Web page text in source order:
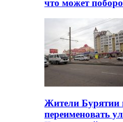
что может
Жители Бурятии
переименовать